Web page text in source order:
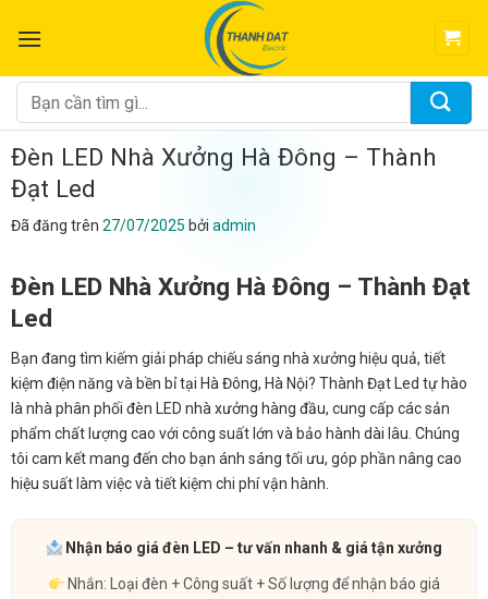
đến
dung
Tìm
kiếm:
Đèn LED Nhà Xưởng Hà Đông – Thành
Đạt Led
Đã đăng trên 27/07/2025 bởi admin
Đèn LED Nhà Xưởng Hà Đông – Thành Đạt
Led
Bạn đang tìm kiếm giải pháp chiếu sáng nhà xưởng hiệu quả, tiết
kiệm điện năng và bền bỉ tại Hà Đông, Hà Nội? Thành Đạt Led tự hào
là nhà phân phối đèn LED nhà xưởng hàng đầu, cung cấp các sản
phẩm chất lượng cao với công suất lớn và bảo hành dài lâu. Chúng
tôi cam kết mang đến cho bạn ánh sáng tối ưu, góp phần nâng cao
hiệu suất làm việc và tiết kiệm chi phí vận hành.
Nhận báo giá đèn LED – tư vấn nhanh & giá tận xưởng
Nhắn: Loại đèn + Công suất + Số lượng để nhận báo giá